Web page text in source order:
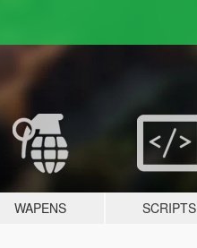
WAPENS SCRIPTS